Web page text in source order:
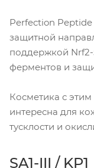
Perfection
защитной
поддержкой
ферментов и
Косметика с
интересна для
тусклости и
SA1-III / KP1